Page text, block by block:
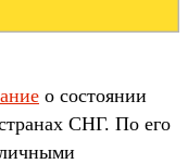
о состоянии
СНГ. По его